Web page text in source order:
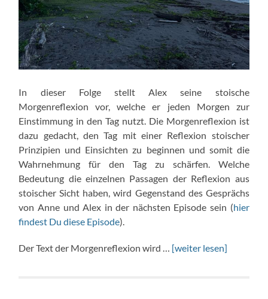
In dieser Folge stellt Alex seine stoische
Morgenreflexion vor, welche er jeden Morgen zur
Einstimmung in den Tag nutzt. Die Morgenreflexion ist
dazu gedacht, den Tag mit einer Reflexion stoischer
Prinzipien und Einsichten zu beginnen und somit die
Wahrnehmung für den Tag zu schärfen. Welche
Bedeutung die einzelnen Passagen der Reflexion aus
stoischer Sicht haben, wird Gegenstand des Gesprächs
von Anne und Alex in der nächsten Episode sein (hier
findest Du diese Episode).
Der Text der Morgenreflexion wird … [weiter lesen]